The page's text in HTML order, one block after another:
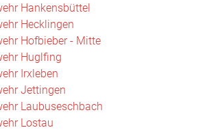
Hankensbüttel
Hecklingen
Hofbieber - Mitte
Huglfing
Irxleben
Jettingen
Laubuseschbach
Lostau